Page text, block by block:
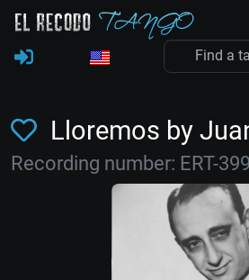
Lloremos by
Recording number: ERT-